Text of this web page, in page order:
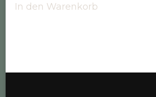
In den Warenkorb